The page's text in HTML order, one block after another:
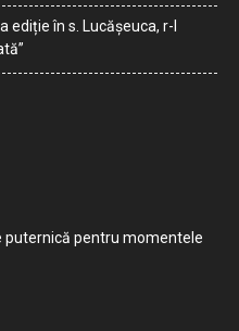
ediție în s. Lucășeuca, r-l
puternică pentru momentele